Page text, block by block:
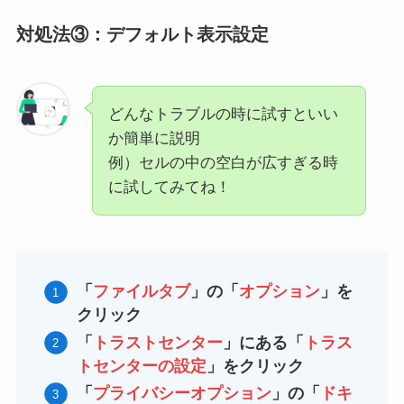
対処法③： デフォルト表示設定
どんなトラブルの時に試すといい
か簡単に説明
例）セルの中の空白が広すぎる時
に試してみてね！
「 ファイルタブ 」の「 オプション 」を
クリック
「
トラストセンター 」にある「
トラス
トセンターの設定 」をクリック
「 プライバシーオプション 」の「
ドキ